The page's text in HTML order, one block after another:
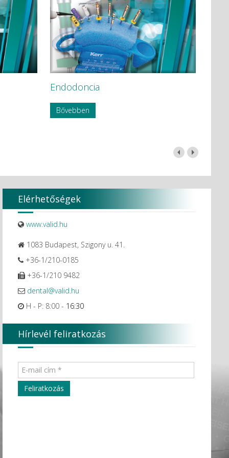
Endodoncia
Bővebben
Elérhetőségek
www.valid.hu
1083 Budapest, Szigony u. 41.
+36-1/210-0185
+36-1/210 9482
dental@valid.hu
H - P: 8:00 - 16:30
Hírlevél feliratkozás